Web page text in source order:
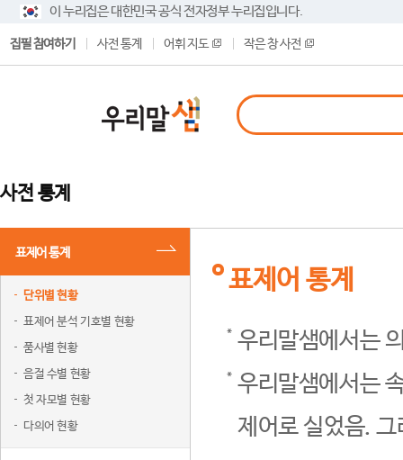
이 누리집은 대한민국 공식 전자정부 누리집입니다.
집필 참여하기 사전 통계 어휘 지도 작은 창 사전
사전 통계
표제어 통계
단위별 현황
표제어 분석 기호별 현황
품사별 현황
음절 수별 현황
첫 자모별 현황
다의어 현황
표제어 통계
우리말샘에서는
우리말샘에서는
제어로 실었음.